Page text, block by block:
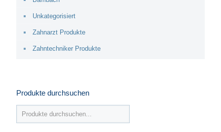
Unkategorisiert
Zahnarzt Produkte
Zahntechniker Produkte
Produkte durchsuchen